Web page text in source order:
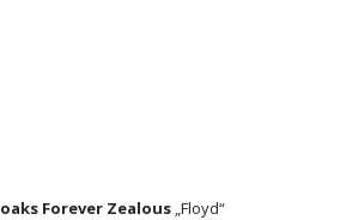
Forever Zealous „Floyd“